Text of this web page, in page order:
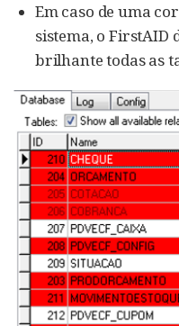
Em caso de uma
sistema, o FirstAID
brilhante todas as